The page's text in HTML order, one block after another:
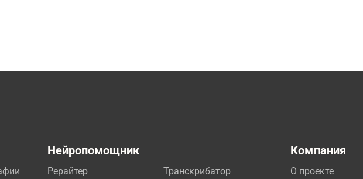
Нейропомощник
Рерайтер
Транскрибатор
Компания
О проекте